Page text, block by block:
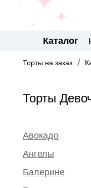
Каталог
Торты на заказ
Торты
Авокадо
Ангелы
Балерине